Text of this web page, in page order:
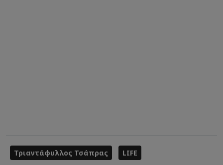
Τριαντάφυλλος Τσάπρας LIFE